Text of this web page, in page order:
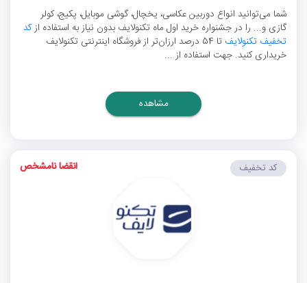
شما می‌توانید انواع دوربین عکاسی، یخچال، گوشی موبایل، پکیج، کولر
گازی و... را در جشنواره خرید اول ماه تکنولایف بدون نیاز به استفاده ازکد
تخفیف تکنولایف
تا 54 درصد ارزان‌تر از فروشگاه اینترنتی تکنولایف
خریداری کنید. جهت استفاده از ...
مشاهده
کد تخفیف انقضا نامشخص